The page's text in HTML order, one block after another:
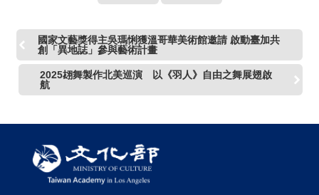
國家文藝獎得主吳瑪悧獲溫哥華美術館邀請 啟動臺加共
創「異地誌」參與藝術計畫
2025翃舞製作北美巡演 以《羽人》自由之舞展翅啟
航